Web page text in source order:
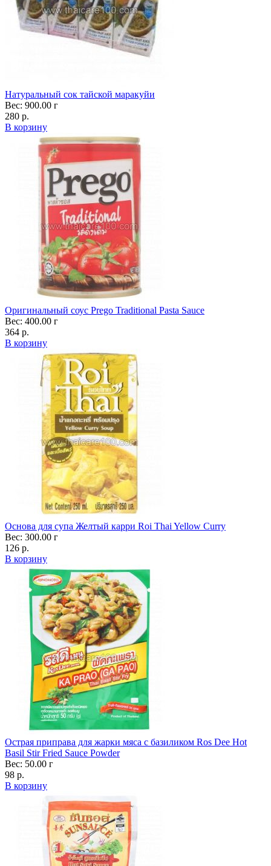
Натуральный сок тайской маракуйи
Вес: 900.00 г
280 р.
В корзину
Оригинальный соус Prego Traditional Pasta Sauce
Вес: 400.00 г
364 р.
В корзину
Основа для супа Желтый карри Roi Thai Yellow Curry
Вес: 300.00 г
126 р.
В корзину
Острая приправа для жарки мяса с базиликом Ros Dee Hot
Basil Stir Fried Sauce Powder
Вес: 50.00 г
98 р.
В корзину